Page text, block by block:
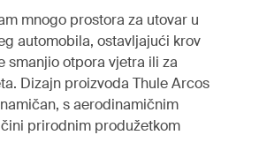
mnogo prostora za utovar u
automobila, ostavljajući krov
smanjio otpora vjetra ili za
Dizajn proizvoda Thule Arcos
s aerodinamičnim
prirodnim produžetkom